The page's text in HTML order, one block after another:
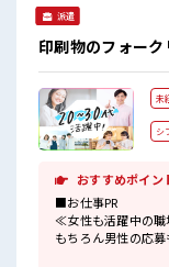
派遣
印刷物のフォー
未
シ
おすすめポイン
■お仕事PR
≪女性も活躍中の
もちろん男性の応募